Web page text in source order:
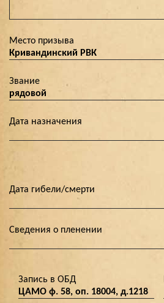
Место призыва
Кривандинский РВК
Звание
рядовой
Дата назначения
Дата гибели/смерти
Сведения о пленении
Запись в ОБД
ЦАМО ф. 58, оп. 18004, д.1218